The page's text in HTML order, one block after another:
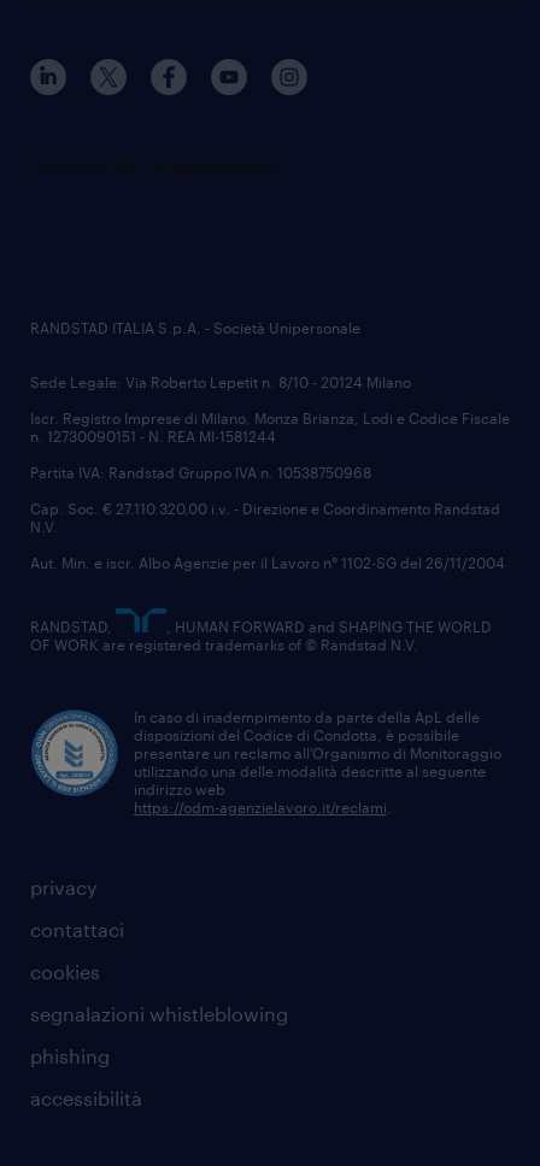
privacy
contattaci
cookies
segnalazioni whistleblowing
phishing
accessibilità
RANDSTAD ITALIA S.p.A. - Società Unipersonale
Sede Legale: Via Roberto Lepetit n. 8/10 - 20124 Milano
Iscr. Registro Imprese di Milano, Monza Brianza, Lodi e Codice Fiscale
n. 12730090151 - N. REA MI-1581244
Partita IVA: Randstad Gruppo IVA n. 10538750968
Cap. Soc. € 27.110.320,00 i.v. - Direzione e Coordinamento Randstad
N.V.
Aut. Min. e iscr. Albo Agenzie per il Lavoro n° 1102-SG del 26/11/2004
RANDSTAD,
, HUMAN FORWARD and SHAPING THE WORLD
OF WORK are registered trademarks of © Randstad N.V.
In caso di inadempimento da parte della ApL delle
disposizioni del Codice di Condotta, è possibile
presentare un reclamo all’Organismo di Monitoraggio
utilizzando una delle modalità descritte al seguente
indirizzo web
https://odm-agenzielavoro.it/reclami